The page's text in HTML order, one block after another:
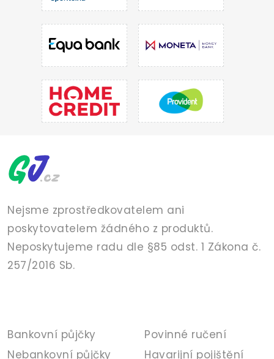
Nejsme zprostředkovatelem ani
poskytovatelem žádného z produktů.
Neposkytujeme radu dle §85 odst. 1 Zákona č.
257/2016 Sb.
Bankovní půjčky
Nebankovní půjčky
Povinné ručení
Havarijní pojištění